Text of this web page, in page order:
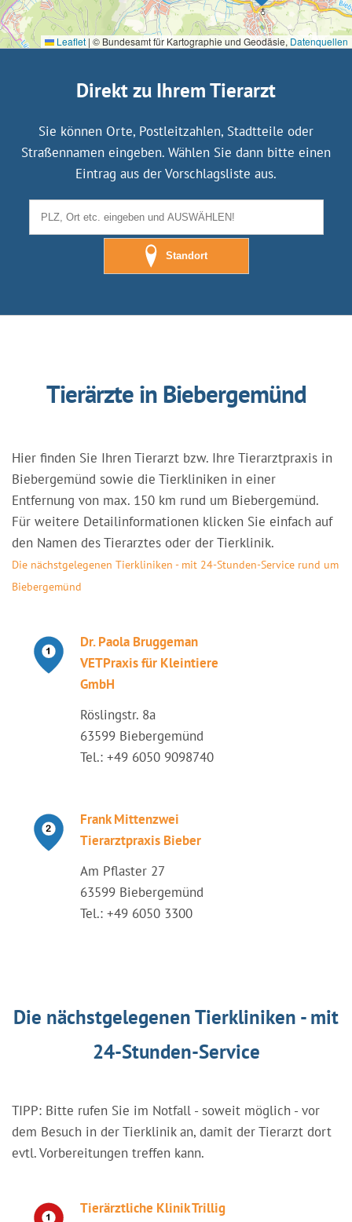
Leaflet | © Bundesamt für Kartographie und Geodäsie, Datenquellen
Direkt zu Ihrem Tierarzt
Sie können Orte, Postleitzahlen, Stadtteile oder
Straßennamen eingeben. Wählen Sie dann bitte einen
Eintrag aus der Vorschlagsliste aus.
Standort
Tierärzte in Biebergemünd
Hier finden Sie Ihren Tierarzt bzw. Ihre Tierarztpraxis in
Biebergemünd sowie die Tierkliniken in einer
Entfernung von max. 150 km rund um Biebergemünd.
Für weitere Detailinformationen klicken Sie einfach auf
den Namen des Tierarztes oder der Tierklinik.
Die nächstgelegenen Tierkliniken - mit 24-Stunden-Service rund um
Biebergemünd
Dr. Paola Bruggeman
VETPraxis für Kleintiere
GmbH
Röslingstr. 8a
63599 Biebergemünd
Tel.: +49 6050 9098740
Frank Mittenzwei
Tierarztpraxis Bieber
Am Pflaster 27
63599 Biebergemünd
Tel.: +49 6050 3300
Die nächstgelegenen Tierkliniken - mit
24-Stunden-Service
TIPP: Bitte rufen Sie im Notfall - soweit möglich - vor
dem Besuch in der Tierklinik an, damit der Tierarzt dort
evtl. Vorbereitungen treffen kann.
Tierärztliche Klinik Trillig